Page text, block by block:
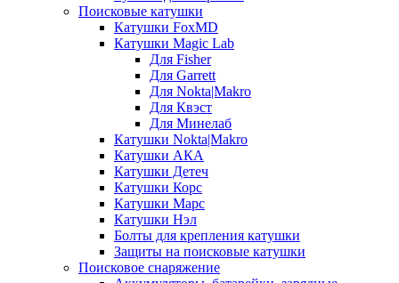
Поисковые катушки
Катушки FoxMD
Катушки Magic Lab
Для Fisher
Для Garrett
Для Nokta|Makro
Для Квэст
Для Минелаб
Катушки Nokta|Makro
Катушки АКА
Катушки Детеч
Катушки Корс
Катушки Марс
Катушки Нэл
Болты для крепления катушки
Защиты на поисковые катушки
Поисковое снаряжение